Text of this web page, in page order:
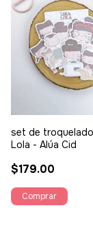
set de
Lola - Alúa Cid
$179.00